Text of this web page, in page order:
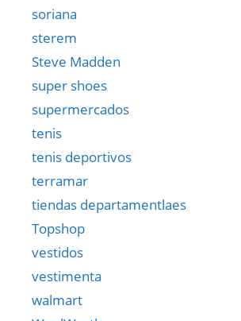
soriana
sterem
Steve Madden
super shoes
supermercados
tenis
tenis deportivos
terramar
tiendas departamentlaes
Topshop
vestidos
vestimenta
walmart